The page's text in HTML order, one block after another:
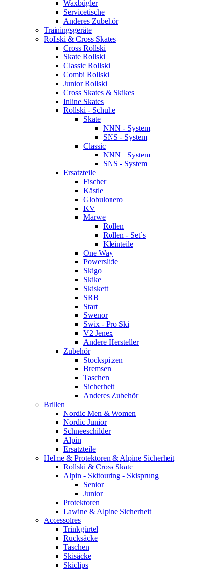
Waxbügler
Servicetische
Anderes Zubehör
Trainingsgeräte
Rollski & Cross Skates
Cross Rollski
Skate Rollski
Classic Rollski
Combi Rollski
Junior Rollski
Cross Skates & Skikes
Inline Skates
Rollski - Schuhe
Skate
NNN - System
SNS - System
Classic
NNN - System
SNS - System
Ersatzteile
Fischer
Kästle
Globulonero
KV
Marwe
Rollen
Rollen - Set`s
Kleinteile
One Way
Powerslide
Skigo
Skike
Skiskett
SRB
Start
Swenor
Swix - Pro Ski
V2 Jenex
Andere Hersteller
Zubehör
Stockspitzen
Bremsen
Taschen
Sicherheit
Anderes Zubehör
Brillen
Nordic Men & Women
Nordic Junior
Schneeschilder
Alpin
Ersatzteile
Helme & Protektoren & Alpine Sicherheit
Rollski & Cross Skate
Alpin - Skitouring - Skisprung
Senior
Junior
Protektoren
Lawine & Alpine Sicherheit
Accessoires
Trinkgürtel
Rucksäcke
Taschen
Skisäcke
Skiclips